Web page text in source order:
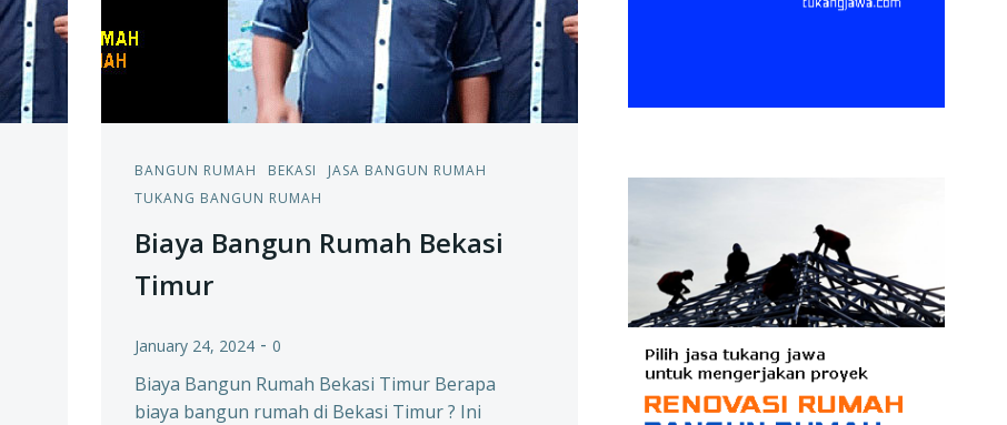
BANGUN RUMAH BEKASI
JASA BANGUN RUMAH
TUKANG BANGUN RUMAH
Biaya Bangun Rumah Bekasi
Timur
January 24, 2024 - 0
Biaya Bangun Rumah Bekasi Timur Berapa
biaya bangun rumah di Bekasi Timur ? Ini